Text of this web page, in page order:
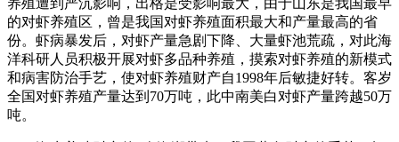
的对虾养殖区，曾是我国对虾养殖面积最大和产量最高的省
份。虾病暴发后，对虾产量急剧下降、大量虾池荒疏，对此海
洋科研人员积极开展对虾多品种养殖，摸索对虾养殖的新模式
和病害防治手艺，使对虾养殖财产自1998年后敏捷好转。客岁
全国对虾养殖产量达到70万吨，此中南美白对虾产量跨越50万
吨。